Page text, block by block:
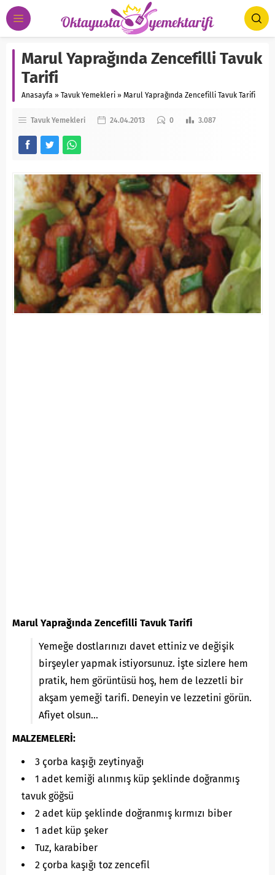
Marul Yaprağında Zencefilli Tavuk
Tarifi
Anasayfa » Tavuk Yemekleri » Marul Yaprağında Zencefilli Tavuk Tarifi
Tavuk Yemekleri 24.04.2013 0 3.087
Marul Yaprağında Zencefilli Tavuk Tarifi
Yemeğe dostlarınızı davet ettiniz ve değişik
birşeyler yapmak istiyorsunuz. İşte sizlere hem
pratik, hem görüntüsü hoş, hem de lezzetli bir
akşam yemeği tarifi. Deneyin ve lezzetini görün.
Afiyet olsun…
MALZEMELERİ:
3 çorba kaşığı zeytinyağı
1 adet kemiği alınmış küp şeklinde doğranmış
tavuk göğsü
2 adet küp şeklinde doğranmış kırmızı biber
1 adet küp şeker
Tuz, karabiber
2 çorba kaşığı toz zencefil